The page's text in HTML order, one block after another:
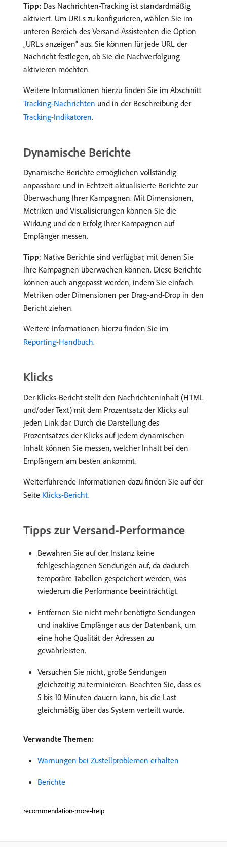
Tipp: Das Nachrichten-Tracking ist standardmäßig
aktiviert. Um URLs zu konfigurieren, wählen Sie im
unteren Bereich des Versand-Assistenten die Option
„URLs anzeigen“ aus. Sie können für jede URL der
Nachricht festlegen, ob Sie die Nachverfolgung
aktivieren möchten.
Weitere Informationen hierzu finden Sie im Abschnitt
Tracking-Nachrichten und in der Beschreibung der
Tracking-Indikatoren.
Dynamische Berichte
Dynamische Berichte ermöglichen vollständig
anpassbare und in Echtzeit aktualisierte Berichte zur
Überwachung Ihrer Kampagnen. Mit Dimensionen,
Metriken und Visualisierungen können Sie die
Wirkung und den Erfolg Ihrer Kampagnen auf
Empfänger messen.
Tipp: Native Berichte sind verfügbar, mit denen Sie
Ihre Kampagnen überwachen können. Diese Berichte
können auch angepasst werden, indem Sie einfach
Metriken oder Dimensionen per Drag-and-Drop in den
Bericht ziehen.
Weitere Informationen hierzu finden Sie im
Reporting-Handbuch.
Klicks
Der Klicks-Bericht stellt den Nachrichteninhalt (HTML
und/oder Text) mit dem Prozentsatz der Klicks auf
jeden Link dar. Durch die Darstellung des
Prozentsatzes der Klicks auf jedem dynamischen
Inhalt können Sie messen, welcher Inhalt bei den
Empfängern am besten ankommt.
Weiterführende Informationen dazu finden Sie auf der
Seite Klicks-Bericht.
Tipps zur Versand-Performance
Bewahren Sie auf der Instanz keine
fehlgeschlagenen Sendungen auf, da dadurch
temporäre Tabellen gespeichert werden, was
wiederum die Performance beeinträchtigt.
Entfernen Sie nicht mehr benötigte Sendungen
und inaktive Empfänger aus der Datenbank, um
eine hohe Qualität der Adressen zu
gewährleisten.
Versuchen Sie nicht, große Sendungen
gleichzeitig zu terminieren. Beachten Sie, dass es
5 bis 10 Minuten dauern kann, bis die Last
gleichmäßig über das System verteilt wurde.
Verwandte Themen:
Warnungen bei Zustellproblemen erhalten
Berichte
recommendation-more-help